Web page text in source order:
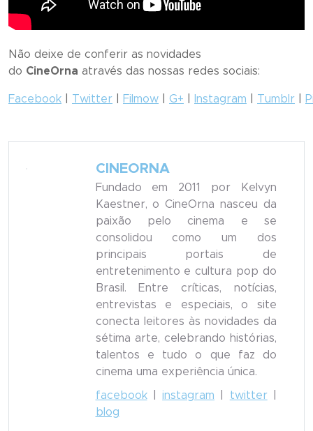
Não deixe de conferir as novidades
do CineOrna através das nossas redes sociais:
Facebook Twitter Filmow G+ Instagram Tumblr
CINEORNA
Fundado em 2011 por Kelvyn
Kaestner, o CineOrna nasceu da
paixão pelo cinema e se
consolidou como um dos
principais portais de
entretenimento e cultura pop do
Brasil. Entre críticas, notícias,
entrevistas e especiais, o site
conecta leitores às novidades da
sétima arte, celebrando histórias,
talentos e tudo o que faz do
cinema uma experiência única.
facebook|instagram twitter|
blog